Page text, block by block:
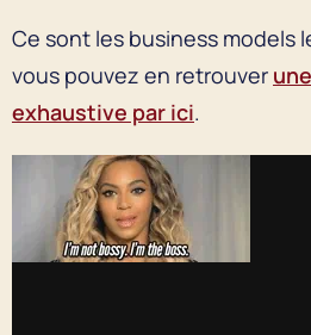
Ce sont les business models
vous pouvez en retrouver
exhaustive par ici.